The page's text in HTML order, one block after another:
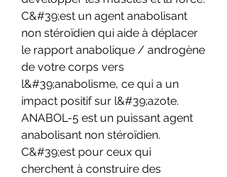
C&#39;est un agent anabolisant
non stéroïdien qui aide à déplacer
le rapport anabolique / androgène
de votre corps vers
l&#39;anabolisme, ce qui a un
impact positif sur l&#39;azote.
ANABOL-5 est un puissant agent
anabolisant non stéroïdien.
C&#39;est pour ceux qui
cherchent à construire des